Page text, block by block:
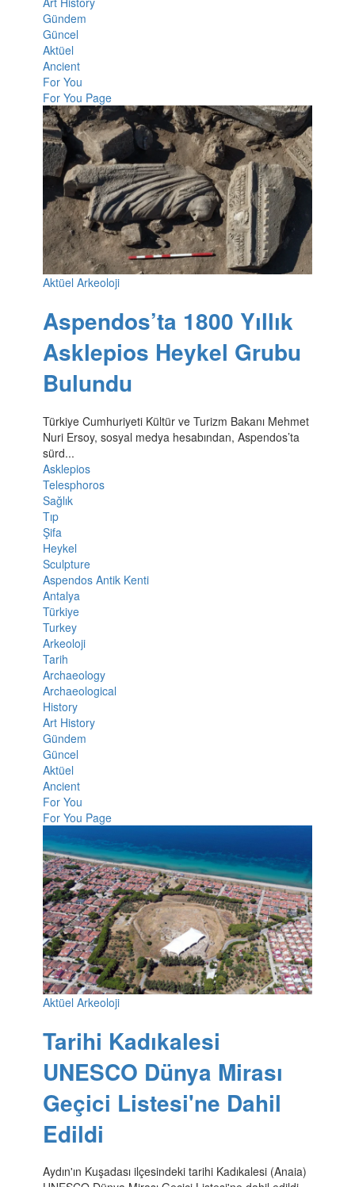
Gündem
Güncel
Aktüel
Ancient
For You
For You Page
Aktüel Arkeoloji
Aspendos’ta 1800 Yıllık
Asklepios Heykel Grubu
Bulundu
Türkiye Cumhuriyeti Kültür ve Turizm Bakanı Mehmet
Nuri Ersoy, sosyal medya hesabından, Aspendos’ta
sürd...
Asklepios
Telesphoros
Sağlık
Tıp
Şifa
Heykel
Sculpture
Aspendos Antik Kenti
Antalya
Türkiye
Turkey
Arkeoloji
Tarih
Archaeology
Archaeological
History
Art History
Gündem
Güncel
Aktüel
Ancient
For You
For You Page
Aktüel Arkeoloji
Tarihi Kadıkalesi
UNESCO Dünya Mirası
Geçici Listesi'ne Dahil
Edildi
Aydın'ın Kuşadası ilçesindeki tarihi Kadıkalesi (Anaia)